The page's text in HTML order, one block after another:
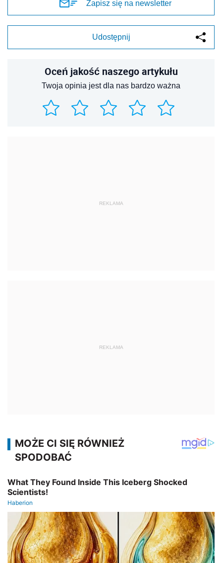
Zapisz się na newsletter
Udostępnij
Oceń jakość naszego artykułu
Twoja opinia jest dla nas bardzo ważna
REKLAMA
REKLAMA